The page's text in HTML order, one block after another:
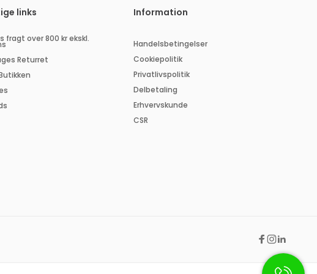
links
fragt over 800 kr ekskl.
Returret
Information
Handelsbetingelser
Cookiepolitik
Privatlivspolitik
Delbetaling
Erhvervskunde
CSR
Facebook